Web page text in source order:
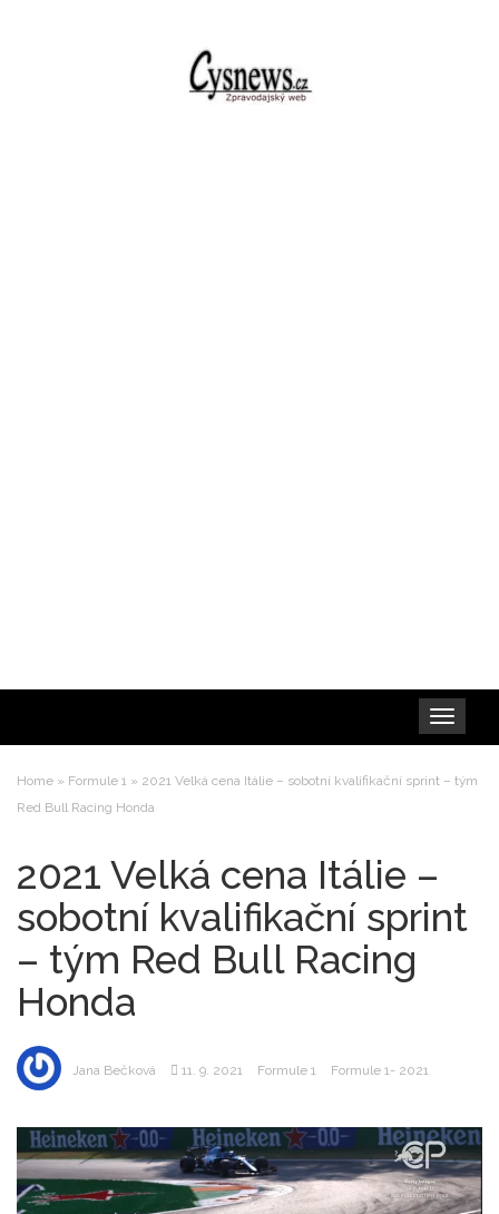
Toggle
navigation
Home » Formule 1 » 2021 Velká cena Itálie – sobotní kvalifikační sprint – tým
Red Bull Racing Honda
2021 Velká cena Itálie –
sobotní kvalifikační sprint
– tým Red Bull Racing
Honda
Jana Bečková 11. 9. 2021 Formule 1 Formule 1- 2021